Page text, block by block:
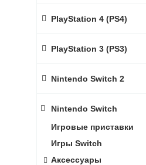
PlayStation 4 (PS4)
PlayStation 3 (PS3)
Nintendo Switch 2
Nintendo Switch
Игровые приставки
Игры Switch
Аксессуары